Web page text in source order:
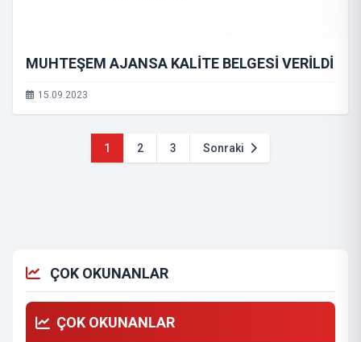
MUHTEŞEM AJANSA KALİTE BELGESİ VERİLDİ
15.09.2023
1 2 3 Sonraki
ÇOK OKUNANLAR
ÇOK OKUNANLAR